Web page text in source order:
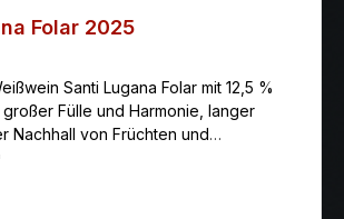
Folar 2025
Santi Lugana Folar mit 12,5 %
Fülle und Harmonie, langer
Nachhall von Früchten und
Trauben werden in der
gelesen und reduktiv